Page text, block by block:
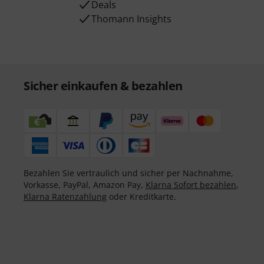
Deals
Thomann Insights
Sicher einkaufen & bezahlen
Bezahlen Sie vertraulich und sicher per Nachnahme,
Vorkasse, PayPal, Amazon Pay, Klarna Sofort bezahlen,
Klarna Ratenzahlung oder Kreditkarte.